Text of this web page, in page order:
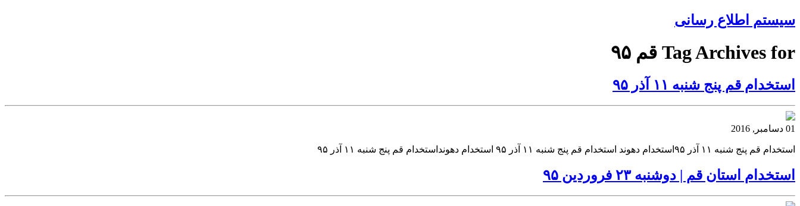
سیستم اطلاع رسانی
Tag Archives for قم ۹۵
استخدام قم پنج شنبه ۱۱ آذر ۹۵
01 دسامبر, 2016
استخدام قم پنج شنبه ۱۱ آذر ۹۵استخدام دهوند استخدام قم پنج شنبه ۱۱ آذر ۹۵ استخدام دهونداستخدام قم پنج شنبه ۱۱ آذر ۹۵
استخدام استان قم | دوشنبه ۲۳ فروردین ۹۵